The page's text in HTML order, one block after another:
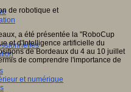
et numérique
a été présentée la "RoboCup
et d'Intelligence artificielle du
de Bordeaux du 4 au 10 juillet
de comprendre l'importance de